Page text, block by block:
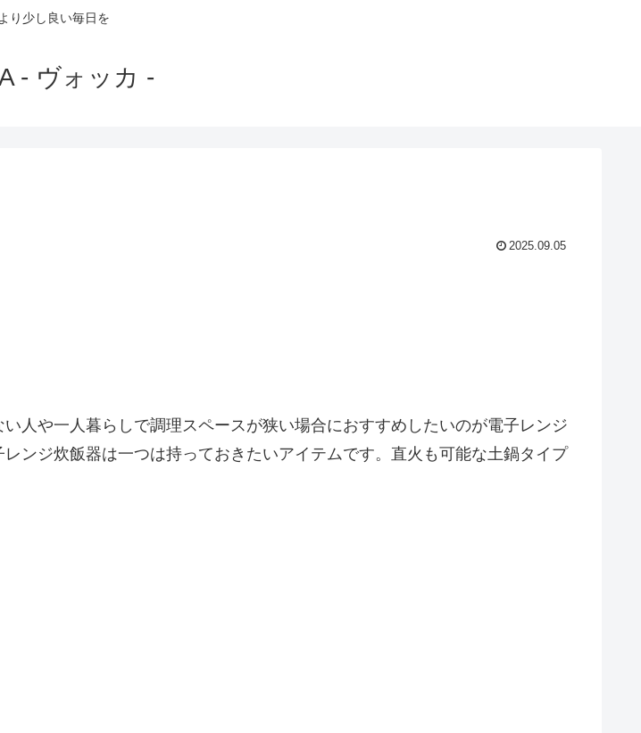
り少し良い毎日を
- ヴォッカ -
2025.09.05
人や一人暮らしで調理スペースが狭い場合におすすめしたいのが電子レンジ
ンジ炊飯器は一つは持っておきたいアイテムです。直火も可能な土鍋タイプ